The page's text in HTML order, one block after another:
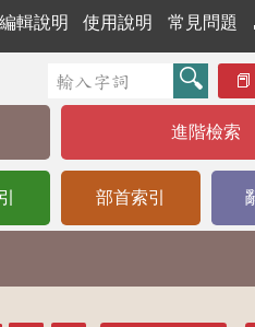
輯說明 使用說明 常見問題
進階檢索
部首索引